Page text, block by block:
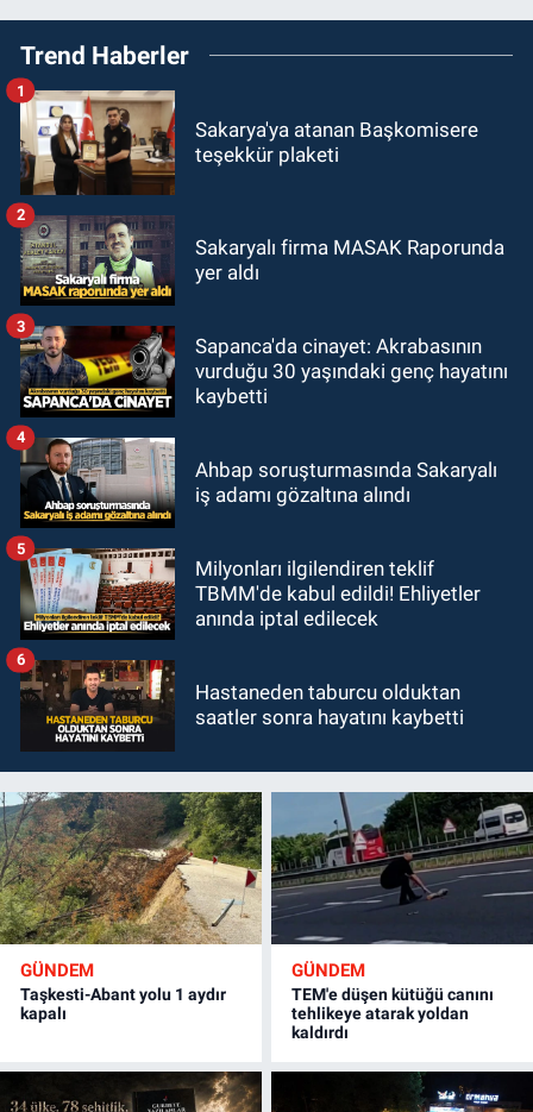
Trend Haberler
Sakarya'ya atanan Başkomisere
teşekkür plaketi
1
Sakaryalı firma MASAK Raporunda
yer aldı
2
Sapanca'da cinayet: Akrabasının
vurduğu 30 yaşındaki genç hayatını
kaybetti
3
Ahbap soruşturmasında Sakaryalı
iş adamı gözaltına alındı
4
Milyonları ilgilendiren teklif
TBMM'de kabul edildi! Ehliyetler
anında iptal edilecek
5
Hastaneden taburcu olduktan
saatler sonra hayatını kaybetti
6
GÜNDEM
Taşkesti-Abant yolu 1 aydır
kapalı
GÜNDEM
TEM'e düşen kütüğü canını
tehlikeye atarak yoldan
kaldırdı